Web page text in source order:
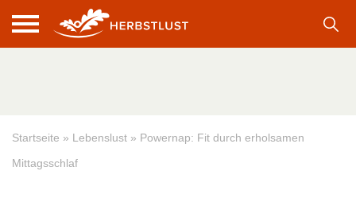
Startseite » Lebenslust » Powernap: Fit durch erholsamen
Mittagsschlaf